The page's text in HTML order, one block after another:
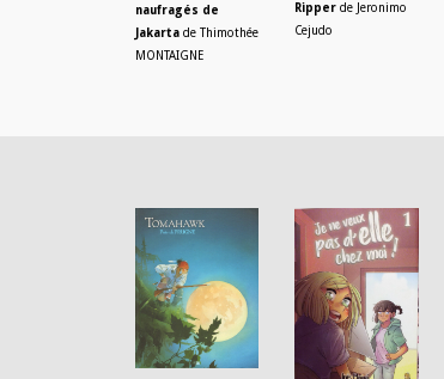
naufragés de
Jakarta de Thimothée
MONTAIGNE
Ripper de Jeronimo
Cejudo